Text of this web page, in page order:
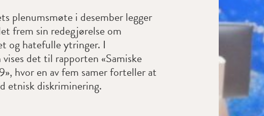
plenumsmøte i desember legger
frem sin redegjørelse om
og hatefulle ytringer. I
det til rapporten «Samiske
hvor en av fem samer forteller at
etnisk diskriminering.